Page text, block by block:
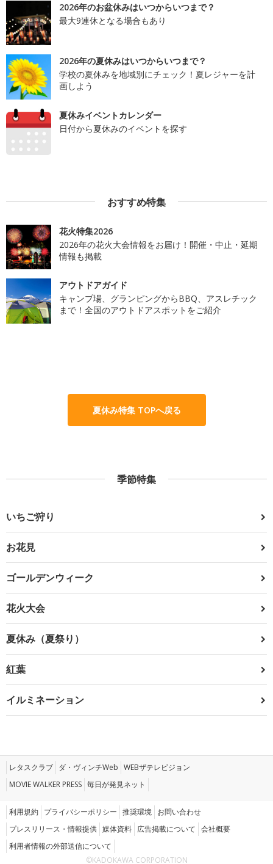
2026年のお盆休みはいつからいつまで？
最大9連休となる場合もあり
2026年の夏休みはいつからいつまで？
学校の夏休みを地域別にチェック！夏レジャーを計
画しよう
夏休みイベントカレンダー
日付から夏休みのイベントを探す
おすすめ特集
花火特集2026
2026年の花火大会情報をお届け！開催・中止・延期
情報も掲載
アウトドアガイド
キャンプ場、グランピングからBBQ、アスレチック
まで！全国のアウトドアスポットをご紹介
夏休み特集 TOPへ戻る
季節特集
いちご狩り
お花見
ゴールデンウィーク
花火大会
夏休み（夏祭り）
紅葉
イルミネーション
レタスクラブ ダ・ヴィンチWeb WEBザテレビジョン
MOVIE WALKER PRESS 毎日が発見ネット
利用規約 プライバシーポリシー 推奨環境 お問い合わせ
プレスリリース・情報提供 媒体資料 広告掲載について 会社概要
利用者情報の外部送信について
©KADOKAWA CORPORATION